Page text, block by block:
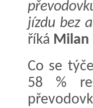
jízdu bez
říká Milan
Co se
58 %